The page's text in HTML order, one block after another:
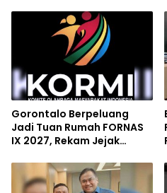
Gorontalo Berpeluang
Jadi Tuan Rumah FORNAS
IX 2027, Rekam Jejak
Modal